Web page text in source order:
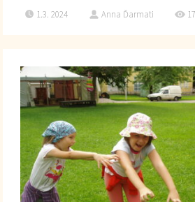
1.3. 2024 Anna Ďarmati